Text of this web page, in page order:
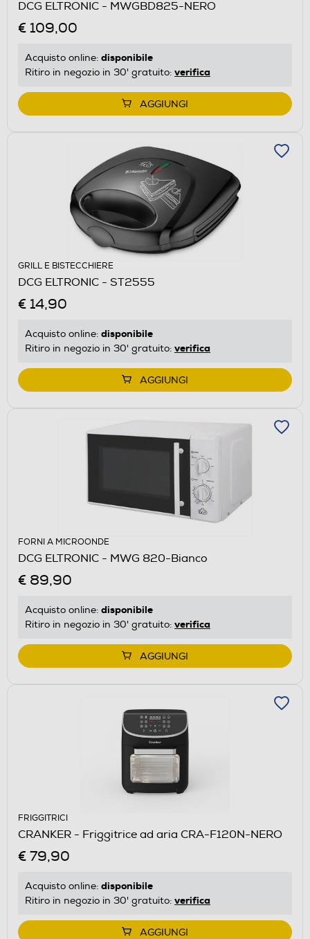
DCG ELTRONIC - MWGBD825-NERO
€ 109,00
Acquisto online: disponibile
Ritiro in negozio in 30' gratuito: verifica
AGGIUNGI
GRILL E BISTECCHIERE
DCG ELTRONIC - ST2555
€ 14,90
Acquisto online: disponibile
Ritiro in negozio in 30' gratuito: verifica
AGGIUNGI
FORNI A MICROONDE
DCG ELTRONIC - MWG 820-Bianco
€ 89,90
Acquisto online: disponibile
Ritiro in negozio in 30' gratuito: verifica
AGGIUNGI
FRIGGITRICI
CRANKER - Friggitrice ad aria CRA-F120N-NERO
€ 79,90
Acquisto online: disponibile
Ritiro in negozio in 30' gratuito: verifica
AGGIUNGI